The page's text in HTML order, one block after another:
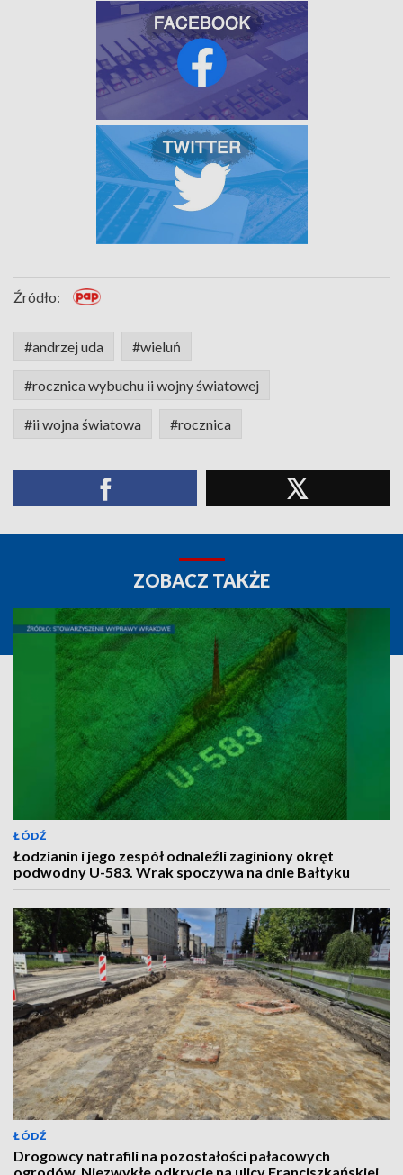
Źródło:
#andrzej uda #wieluń
#rocznica wybuchu ii wojny światowej
#ii wojna światowa #rocznica
ZOBACZ TAKŻE
ŁÓDŹ
Łodzianin i jego zespół odnaleźli zaginiony okręt
podwodny U-583. Wrak spoczywa na dnie Bałtyku
ŁÓDŹ
Drogowcy natrafili na pozostałości pałacowych